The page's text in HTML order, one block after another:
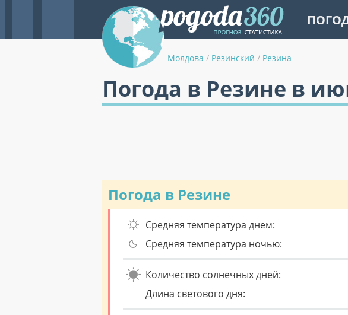
Молдова / Резинский / Резина
Погода в Резине в
Погода в Резине
Средняя температура днем:
Средняя температура ночью:
Количество солнечных дней:
Длина светового дня: